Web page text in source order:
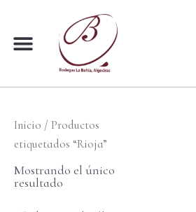
contenido
Inicio / Productos
etiquetados “Rioja”
Mostrando el único
resultado